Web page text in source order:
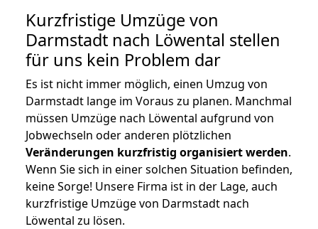
Kurzfristige Umzüge von
Darmstadt nach Löwental stellen
für uns kein Problem dar
Es ist nicht immer möglich, einen Umzug von
Darmstadt lange im Voraus zu planen. Manchmal
müssen Umzüge nach Löwental aufgrund von
Jobwechseln oder anderen plötzlichen
Veränderungen kurzfristig organisiert werden.
Wenn Sie sich in einer solchen Situation befinden,
keine Sorge! Unsere Firma ist in der Lage, auch
kurzfristige Umzüge von Darmstadt nach
Löwental zu lösen.